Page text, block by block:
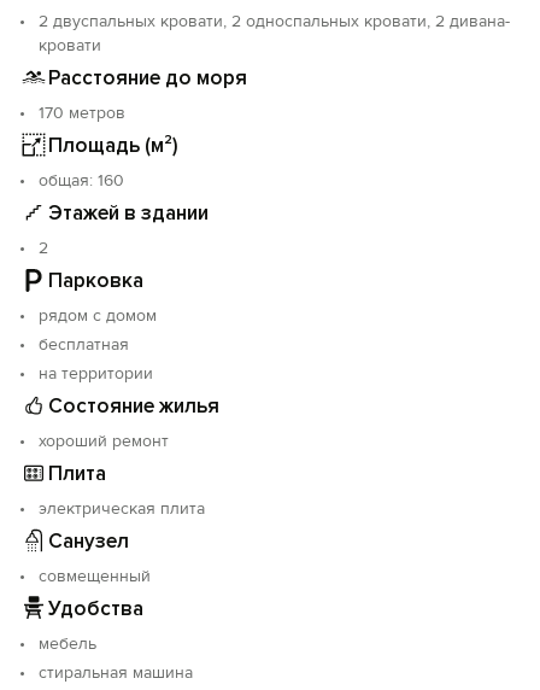
2 двуспальных кровати, 2 односпальных кровати, 2 дивана-
кровати
Расстояние до моря
170 метров
Площадь (м²)
oбщая: 160
Этажей в здании
2
Парковка
рядом с домом
бесплатная
на территории
Состояние жилья
хороший ремонт
Плита
электрическая плита
Санузел
совмещенный
Удобства
мебель
стиральная машина